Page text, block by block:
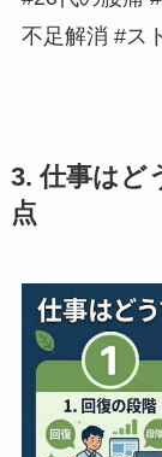
不足解消 #ス
3. 仕事はど
点